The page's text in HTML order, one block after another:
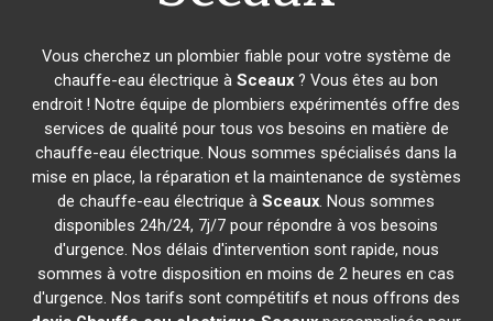
Vous cherchez un plombier fiable pour votre système de
chauffe-eau électrique àSceaux ? Vous êtes au bon
endroit ! Notre équipe de plombiers expérimentés offre des
services de qualité pour tous vos besoins en matière de
chauffe-eau électrique. Nous sommes spécialisés dans la
mise en place, la réparation et la maintenance de systèmes
de chauffe-eau électrique àSceaux. Nous sommes
disponibles 24h/24, 7j/7 pour répondre à vos besoins
d'urgence. Nos délais d'intervention sont rapide, nous
sommes à votre disposition en moins de 2 heures en cas
d'urgence. Nos tarifs sont compétitifs et nous offrons des